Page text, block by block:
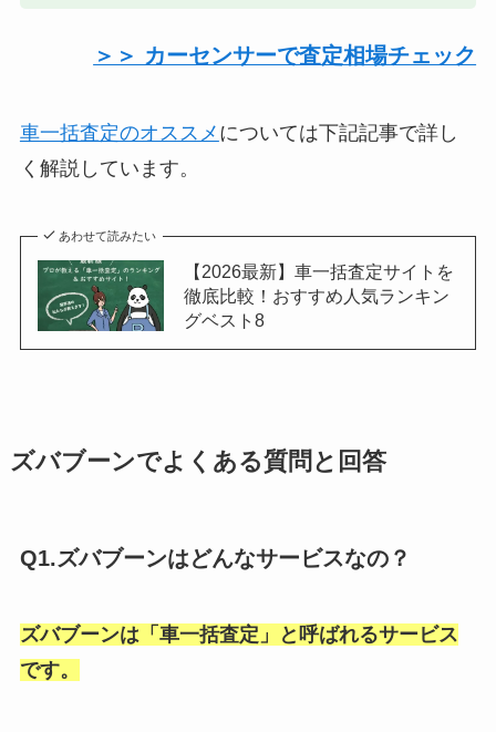
＞＞ カーセンサーで査定相場チェック
車一括査定のオススメ については下記記事で詳し
く解説しています。
あわせて読みたい
【2026最新】車一括査定サイトを
徹底比較！おすすめ人気ランキン
グベスト8
ズバブーンでよくある質問と回答
Q1.ズバブーンはどんなサービスなの？
ズバブーンは「車一括査定」と呼ばれるサービス
です。